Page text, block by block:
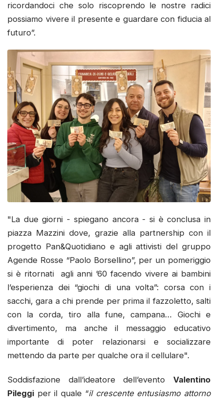
ricordandoci che solo riscoprendo le nostre radici
possiamo vivere il presente e guardare con fiducia al
futuro”.
"La due giorni - spiegano ancora - si è conclusa in
piazza Mazzini dove, grazie alla partnership con il
progetto Pan&Quotidiano e agli attivisti del gruppo
Agende Rosse “Paolo Borsellino”, per un pomeriggio
si è ritornati agli anni ’60 facendo vivere ai bambini
l’esperienza dei “giochi di una volta”: corsa con i
sacchi, gara a chi prende per prima il fazzoletto, salti
con la corda, tiro alla fune, campana… Giochi e
divertimento, ma anche il messaggio educativo
importante di poter relazionarsi e socializzare
mettendo da parte per qualche ora il cellulare".
Soddisfazione dall’ideatore dell’evento Valentino
Pileggi per il quale “il crescente entusiasmo attorno